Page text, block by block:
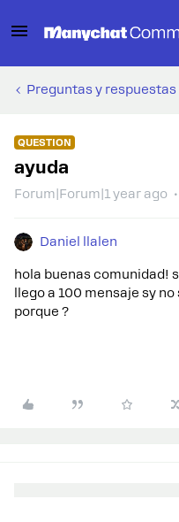
Preguntas y respuestas
QUESTION
ayuda
Forum|Forum|1 year ago
Daniel llalen
hola buenas comunidad!
llego a 100 mensaje sy
porque ?